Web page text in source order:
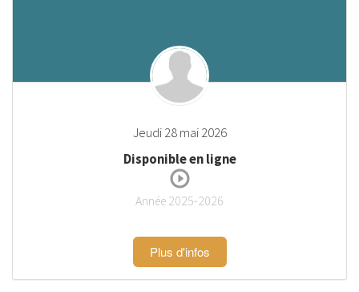
Jeudi 28 mai 2026
Disponible en ligne
Année 2025-2026
Plus d'infos